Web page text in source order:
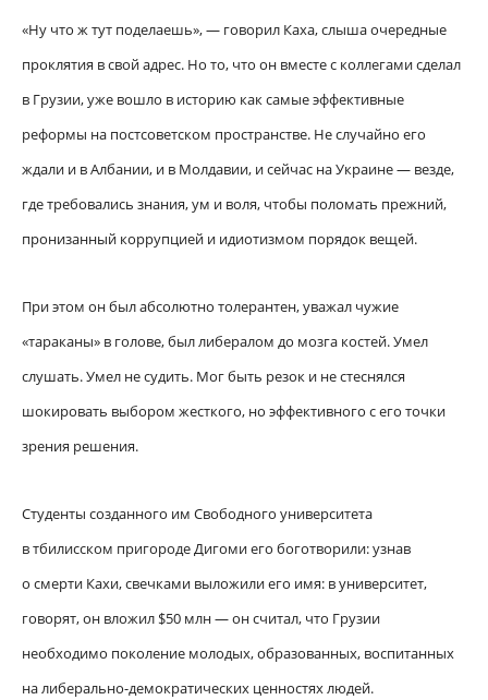
«Ну что ж тут поделаешь», — говорил Каха, слыша очередные
проклятия в свой адрес. Но то, что он вместе с коллегами сделал
в Грузии, уже вошло в историю как самые эффективные
реформы на постсоветском пространстве. Не случайно его
ждали и в Албании, и в Молдавии, и сейчас на Украине — везде,
где требовались знания, ум и воля, чтобы поломать прежний,
пронизанный коррупцией и идиотизмом порядок вещей.
При этом он был абсолютно толерантен, уважал чужие
«тараканы» в голове, был либералом до мозга костей. Умел
слушать. Умел не судить. Мог быть резок и не стеснялся
шокировать выбором жесткого, но эффективного с его точки
зрения решения.
Студенты созданного им Свободного университета
в тбилисском пригороде Дигоми его боготворили: узнав
о смерти Кахи, свечками выложили его имя: в университет,
говорят, он вложил $50 млн — он считал, что Грузии
необходимо поколение молодых, образованных, воспитанных
на либерально-демократических ценностях людей.